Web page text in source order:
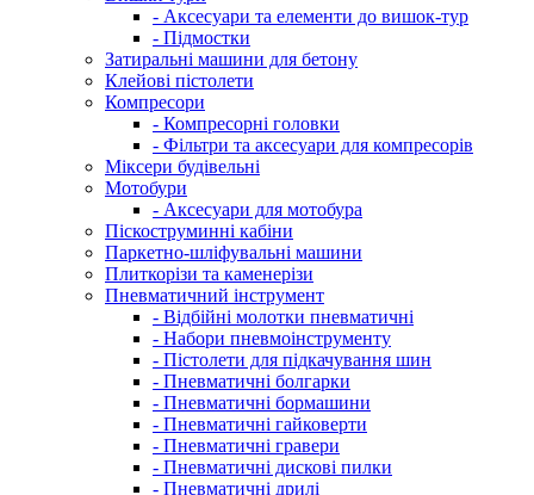
- Аксесуари та елементи до вишок-тур
- Підмостки
Затиральні машини для бетону
Клейові пістолети
Компресори
- Компресорні головки
- Фільтри та аксесуари для компресорів
Міксери будівельні
Мотобури
- Аксесуари для мотобура
Піскоструминні кабіни
Паркетно-шліфувальні машини
Плиткорізи та каменерізи
Пневматичний інструмент
- Відбійні молотки пневматичні
- Набори пневмоінструменту
- Пістолети для підкачування шин
- Пневматичні болгарки
- Пневматичні бормашини
- Пневматичні гайковерти
- Пневматичні гравери
- Пневматичні дискові пилки
- Пневматичні дрилі